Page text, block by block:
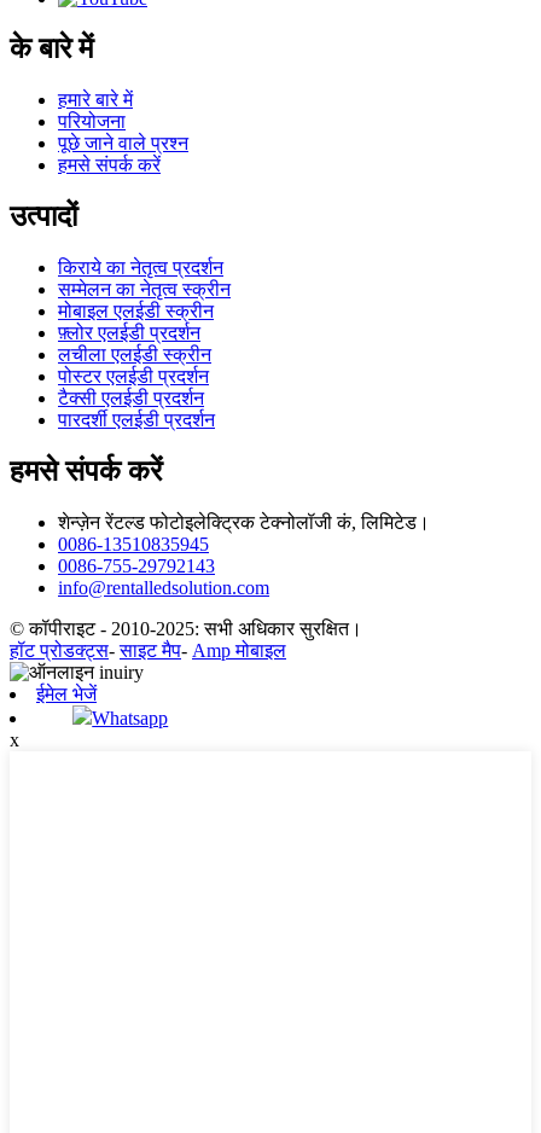
के बारे में
हमारे बारे में
परियोजना
पूछे जाने वाले प्रश्न
हमसे संपर्क करें
उत्पादों
किराये का नेतृत्व प्रदर्शन
सम्मेलन का नेतृत्व स्क्रीन
मोबाइल एलईडी स्क्रीन
फ़्लोर एलईडी प्रदर्शन
लचीला एलईडी स्क्रीन
पोस्टर एलईडी प्रदर्शन
टैक्सी एलईडी प्रदर्शन
पारदर्शी एलईडी प्रदर्शन
हमसे संपर्क करें
शेन्ज़ेन रेंटल्ड फोटोइलेक्ट्रिक टेक्नोलॉजी कं, लिमिटेड।
0086-13510835945
0086-755-29792143
info@rentalledsolution.com
© कॉपीराइट - 2010-2025: सभी अधिकार सुरक्षित।
हॉट प्रोडक्ट्स-साइट मैप- Amp मोबाइल
ईमेल भेजें
Whatsapp
x